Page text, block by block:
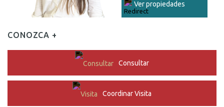
Ver propiedades
CONOZCA +
Consultar
Coordinar Visita